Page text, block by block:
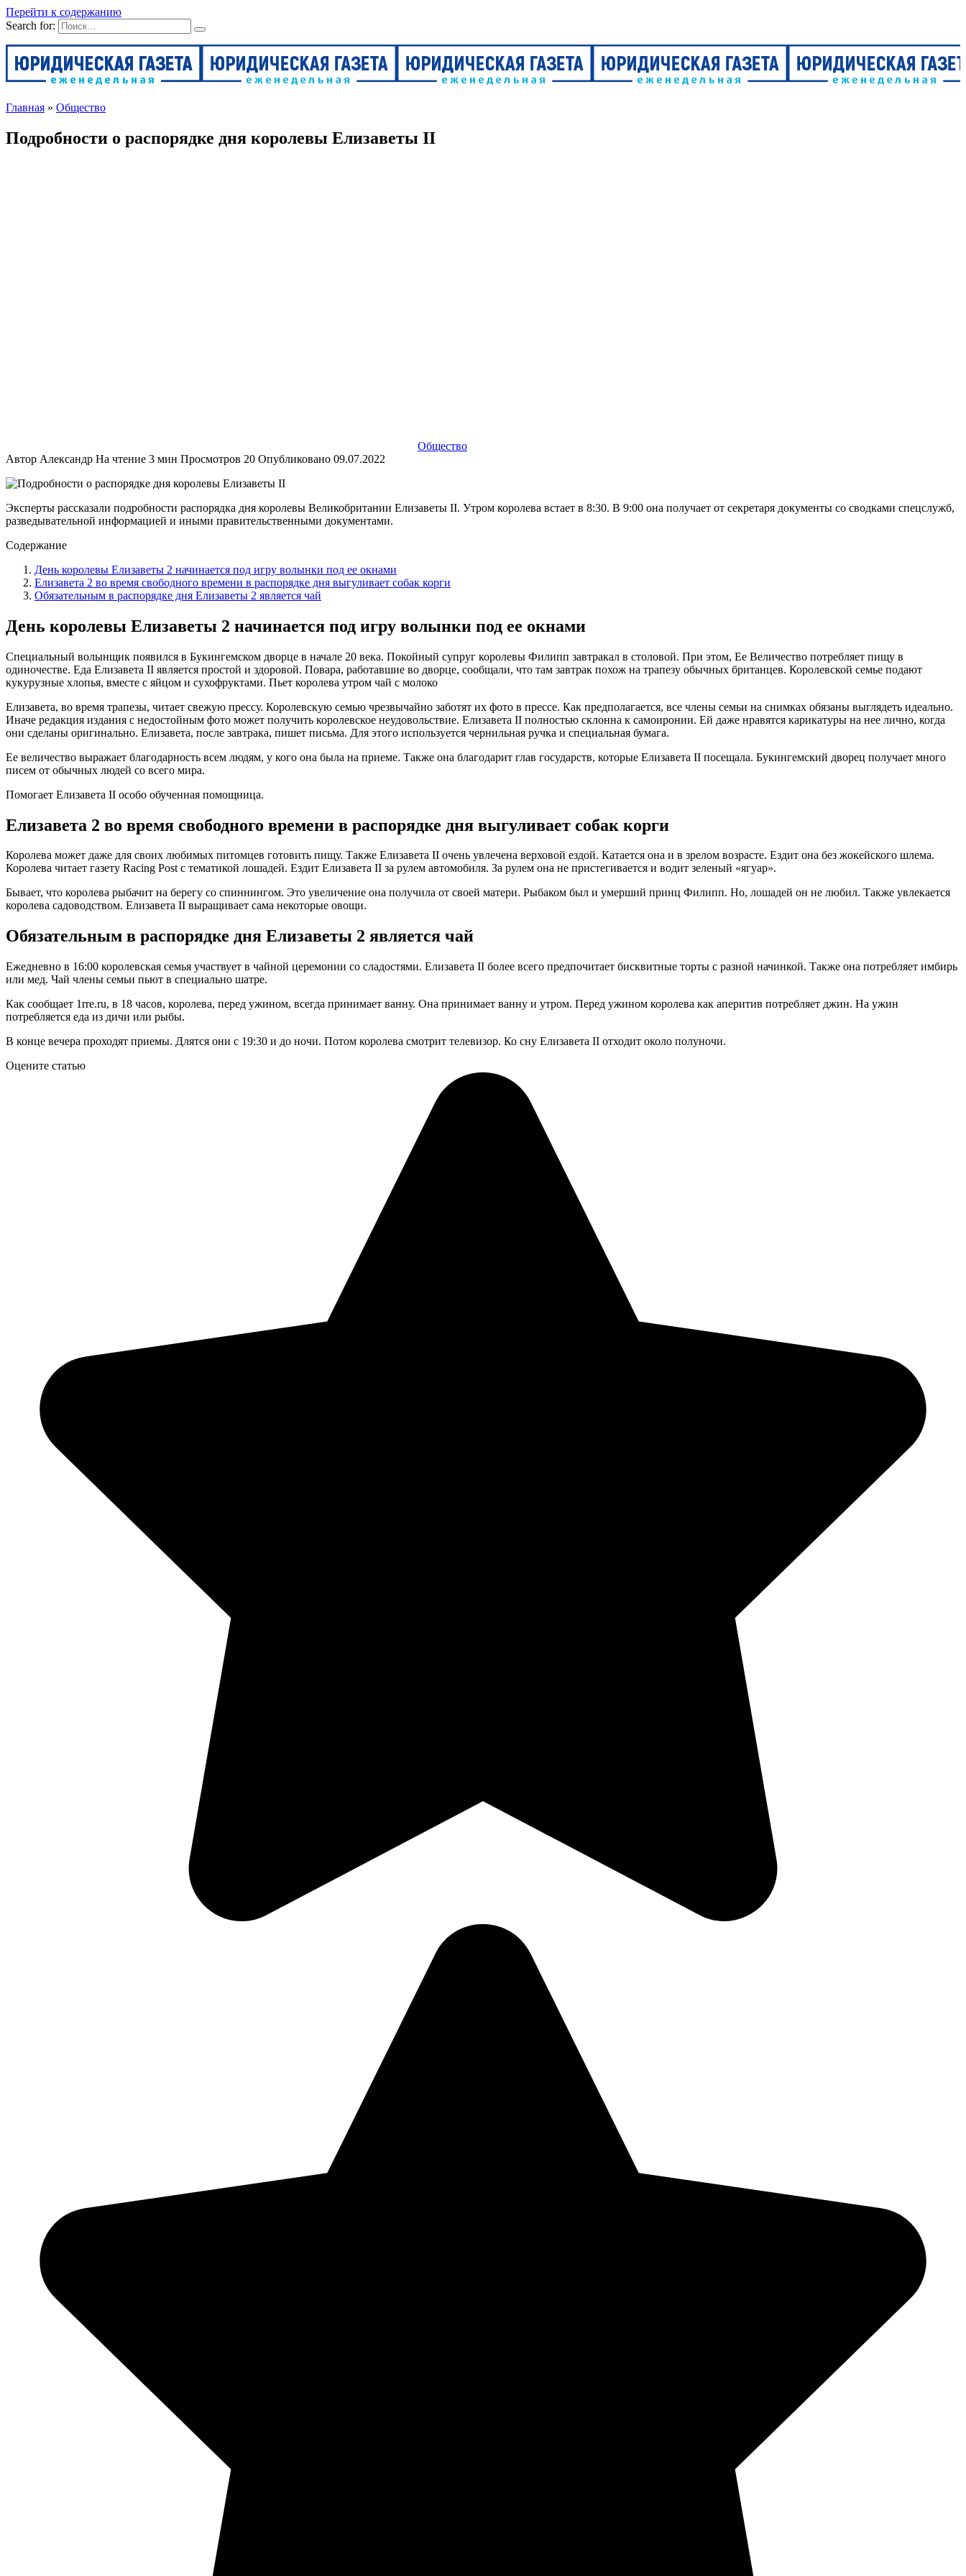
Перейти к содержанию
Search for:
Главная » Общество
Подробности о распорядке дня королевы Елизаветы II
Общество
Автор Александр На чтение 3 мин Просмотров 20 Опубликовано 09.07.2022
Эксперты рассказали подробности распорядка дня королевы Великобритании Елизаветы II. Утром королева встает в 8:30. В 9:00 она получает от секретаря документы со сводками спецслужб,
разведывательной информацией и иными правительственными документами.
Содержание
День королевы Елизаветы 2 начинается под игру волынки под ее окнами
Елизавета 2 во время свободного времени в распорядке дня выгуливает собак корги
Обязательным в распорядке дня Елизаветы 2 является чай
День королевы Елизаветы 2 начинается под игру волынки под ее окнами
Специальный волынщик появился в Букингемском дворце в начале 20 века. Покойный супруг королевы Филипп завтракал в столовой. При этом, Ее Величество потребляет пищу в
одиночестве. Еда Елизавета II является простой и здоровой. Повара, работавшие во дворце, сообщали, что там завтрак похож на трапезу обычных британцев. Королевской семье подают
кукурузные хлопья, вместе с яйцом и сухофруктами. Пьет королева утром чай с молоко
Елизавета, во время трапезы, читает свежую прессу. Королевскую семью чрезвычайно заботят их фото в прессе. Как предполагается, все члены семьи на снимках обязаны выглядеть идеально.
Иначе редакция издания с недостойным фото может получить королевское неудовольствие. Елизавета II полностью склонна к самоиронии. Ей даже нравятся карикатуры на нее лично, когда
они сделаны оригинально. Елизавета, после завтрака, пишет письма. Для этого используется чернильная ручка и специальная бумага.
Ее величество выражает благодарность всем людям, у кого она была на приеме. Также она благодарит глав государств, которые Елизавета II посещала. Букингемский дворец получает много
писем от обычных людей со всего мира.
Помогает Елизавета II особо обученная помощница.
Елизавета 2 во время свободного времени в распорядке дня выгуливает собак корги
Королева может даже для своих любимых питомцев готовить пищу. Также Елизавета II очень увлечена верховой ездой. Катается она и в зрелом возрасте. Ездит она без жокейского шлема.
Королева читает газету Racing Post с тематикой лошадей. Ездит Елизавета II за рулем автомобиля. За рулем она не пристегивается и водит зеленый «ягуар».
Бывает, что королева рыбачит на берегу со спиннингом. Это увеличение она получила от своей матери. Рыбаком был и умерший принц Филипп. Но, лошадей он не любил. Также увлекается
королева садоводством. Елизавета II выращивает сама некоторые овощи.
Обязательным в распорядке дня Елизаветы 2 является чай
Ежедневно в 16:00 королевская семья участвует в чайной церемонии со сладостями. Елизавета II более всего предпочитает бисквитные торты с разной начинкой. Также она потребляет имбирь
или мед. Чай члены семьи пьют в специально шатре.
Как сообщает 1rre.ru, в 18 часов, королева, перед ужином, всегда принимает ванну. Она принимает ванну и утром. Перед ужином королева как аперитив потребляет джин. На ужин
потребляется еда из дичи или рыбы.
В конце вечера проходят приемы. Длятся они с 19:30 и до ночи. Потом королева смотрит телевизор. Ко сну Елизавета II отходит около полуночи.
Оцените статью